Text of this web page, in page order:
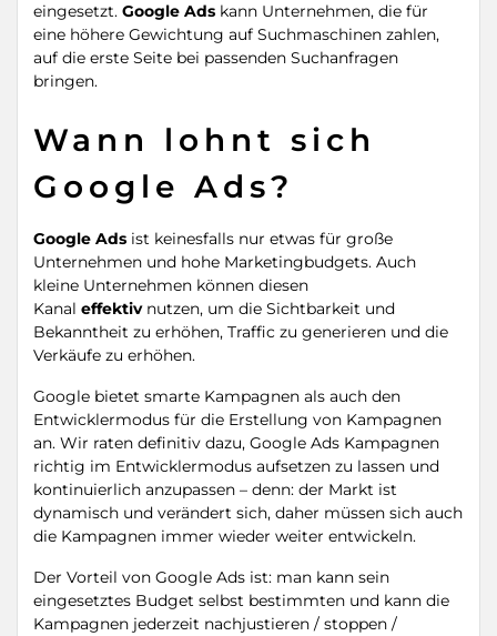
eingesetzt. Google Ads kann Unternehmen, die für
eine höhere Gewichtung auf Suchmaschinen zahlen,
auf die erste Seite bei passenden Suchanfragen
bringen.
Wann lohnt sich
Google Ads?
Google Ads ist keinesfalls nur etwas für große
Unternehmen und hohe Marketingbudgets. Auch
kleine Unternehmen können diesen
Kanal effektivnutzen, um die Sichtbarkeit und
Bekanntheit zu erhöhen, Traffic zu generieren und die
Verkäufe zu erhöhen.
Google bietet smarte Kampagnen als auch den
Entwicklermodus für die Erstellung von Kampagnen
an. Wir raten definitiv dazu, Google Ads Kampagnen
richtig im Entwicklermodus aufsetzen zu lassen und
kontinuierlich anzupassen – denn: der Markt ist
dynamisch und verändert sich, daher müssen sich auch
die Kampagnen immer wieder weiter entwickeln.
Der Vorteil von Google Ads ist: man kann sein
eingesetztes Budget selbst bestimmten und kann die
Kampagnen jederzeit nachjustieren / stoppen /